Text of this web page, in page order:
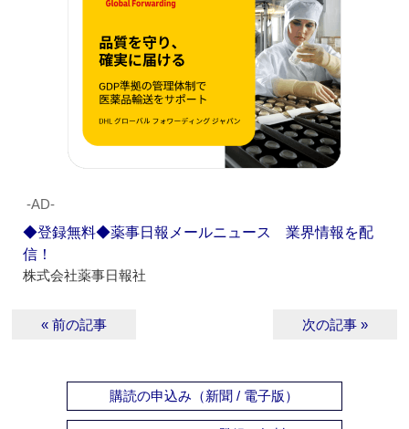
‐AD‐
◆登録無料◆薬事日報メールニュース 業界情報を配
信！
株式会社薬事日報社
« 前の記事 次の記事 »
購読の申込み（新聞 / 電子版）